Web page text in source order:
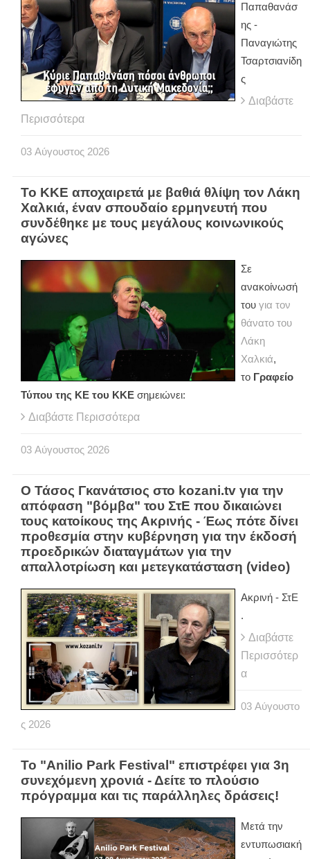
Παπαθανάσ
ης -
Παναγιώτης
Τσαρτσιανίδη
ς
Διαβάστε
Περισσότερα
03 Αύγουστος 2026
Το ΚΚΕ αποχαιρετά με βαθιά θλίψη τον Λάκη
Χαλκιά, έναν σπουδαίο ερμηνευτή που
συνδέθηκε με τους μεγάλους κοινωνικούς
αγώνες
Σε
ανακοίνωσή
του για τον
θάνατο του
Λάκη
Χαλκιά,
το Γραφείο
Τύπου της ΚΕ του ΚΚΕ σημειώνει:
Διαβάστε Περισσότερα
03 Αύγουστος 2026
Ο Τάσος Γκανάτσιος στο kozani.tv για την
απόφαση "βόμβα" του ΣτΕ που δικαιώνει
τους κατοίκους της Ακρινής - Έως πότε δίνει
προθεσμία στην κυβέρνηση για την έκδοσή
προεδρικών διαταγμάτων για την
απαλλοτρίωση και μετεγκατάσταση (video)
Ακρινή - ΣτΕ
.
Διαβάστε
Περισσότερ
α
03 Αύγουστο
ς 2026
Το "Anilio Park Festival" επιστρέφει για 3η
συνεχόμενη χρονιά - Δείτε το πλούσιο
πρόγραμμα και τις παράλληλες δράσεις!
Μετά την
εντυπωσιακή